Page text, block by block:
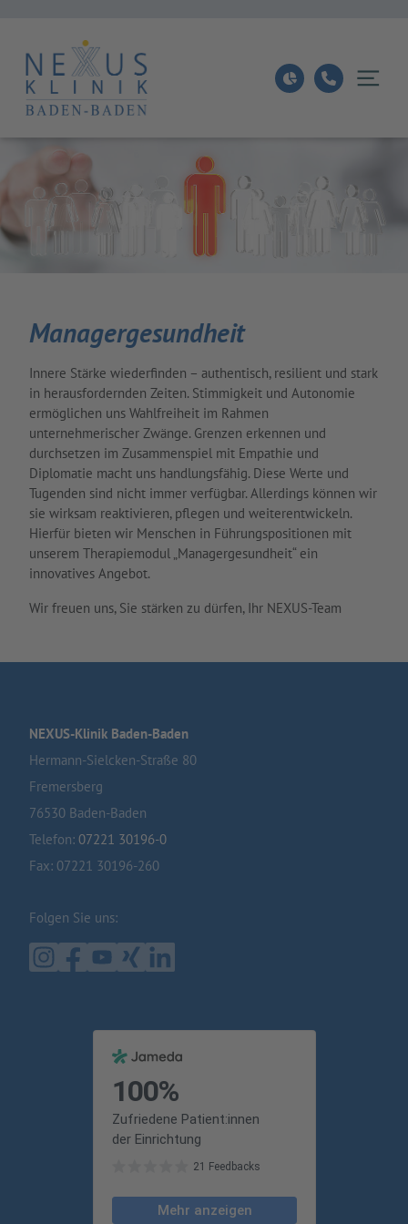
Managergesundheit
Innere Stärke wiederfinden – authentisch, resilient und stark
in herausfordernden Zeiten. Stimmigkeit und Auto­nomie
ermöglichen uns Wahlfreiheit im Rahmen
unternehmerischer Zwänge. Grenzen erkennen und
durchsetzen im Zusammenspiel mit Empathie und
Diplomatie macht uns handlungsfähig. Diese Werte und
Tugenden sind nicht immer verfügbar. Allerdings können wir
sie wirksam reaktivieren, pflegen und weiterent­wickeln.
Hierfür bieten wir Menschen in Führungspositionen mit
unserem Therapiemodul „Managergesundheit“ ein
innovatives Angebot.
Wir freuen uns, Sie stärken zu dürfen, Ihr NEXUS-Team
NEXUS-Klinik Baden-Baden
Hermann-Sielcken-Straße 80
Fremersberg
76530 Baden-Baden
Telefon: 07221 30196-0
Fax: 07221 30196-260
Folgen Sie uns: